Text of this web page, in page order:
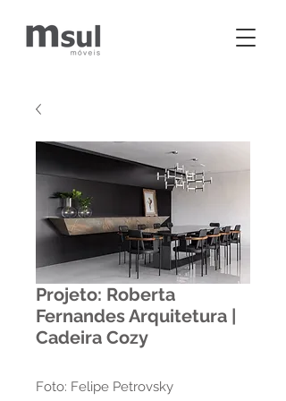
Projeto: Roberta
Fernandes Arquitetura |
Cadeira Cozy
Foto: Felipe Petrovsky